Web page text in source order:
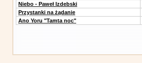
Niebo - Paweł Izdebski
Przystanki na żądanie
Ano Yoru "Tamta noc"